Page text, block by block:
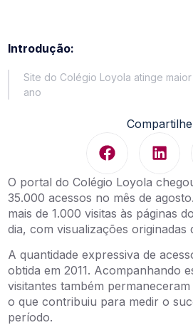
Introdução:
Site do Colégio Loyola atinge
ano
Compartilhe
O portal do Colégio Loyola
35.000 acessos no mês de
mais de 1.000 visitas às páginas
dia, com visualizações originadas
A quantidade expressiva de
obtida em 2011. Acompanhando
visitantes também
o que contribuiu para medir o
período.